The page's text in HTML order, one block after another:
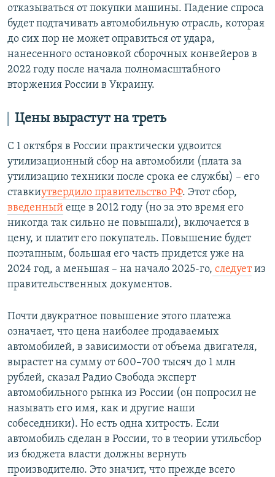
отказываться от покупки машины. Падение спроса
будет подтачивать автомобильную отрасль, которая
до сих пор не может оправиться от удара,
нанесенного остановкой сборочных конвейеров в
2022 году после начала полномасштабного
вторжения России в Украину.
Цены вырастут на треть
С 1 октября в России практически удвоится
утилизационный сбор на автомобили (плата за
утилизацию техники после срока ее службы) – его
ставкиутвердило правительство РФ. Этот сбор,
введенный еще в 2012 году (но за это время его
никогда так сильно не повышали), включается в
цену, и платит его покупатель. Повышение будет
поэтапным, большая его часть придется уже на
2024 год, а меньшая – на начало 2025-го, следуетиз
правительственных документов.
Почти двукратное повышение этого платежа
означает, что цена наиболее продаваемых
автомобилей, в зависимости от объема двигателя,
вырастет на сумму от 600–700 тысяч до 1 млн
рублей, сказал Радио Свобода эксперт
автомобильного рынка из России (он попросил не
называть его имя, как и другие наши
собеседники). Но есть одна хитрость. Если
автомобиль сделан в России, то в теории утильсбор
из бюджета власти должны вернуть
производителю. Это значит, что прежде всего